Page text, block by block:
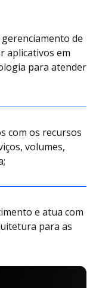
de
aplicativos em
para atender
com os recursos
volumes,
e atua com
para as